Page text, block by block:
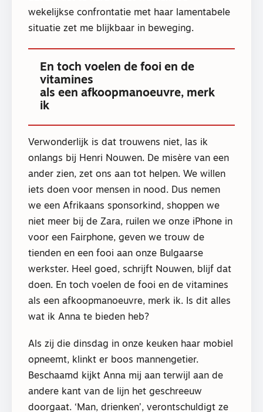
wekelijkse confrontatie met haar lamentabele
situatie zet me blijkbaar in beweging.
En toch voelen de fooi en de
vitamines
als een afkoopmanoeuvre, merk
ik
Verwonderlijk is dat trouwens niet, las ik
onlangs bij Henri Nouwen. De misère van een
ander zien, zet ons aan tot helpen. We willen
iets doen voor mensen in nood. Dus nemen
we een Afrikaans sponsorkind, shoppen we
niet meer bij de Zara, ruilen we onze iPhone in
voor een Fairphone, geven we trouw de
tienden en een fooi aan onze Bulgaarse
werkster. Heel goed, schrijft Nouwen, blijf dat
doen. En toch voelen de fooi en de vitamines
als een afkoopmanoeuvre, merk ik. Is dit alles
wat ik Anna te bieden heb?
Als zij die dinsdag in onze keuken haar mobiel
opneemt, klinkt er boos mannengetier.
Beschaamd kijkt Anna mij aan terwijl aan de
andere kant van de lijn het geschreeuw
doorgaat. ‘Man, drienken’, verontschuldigt ze